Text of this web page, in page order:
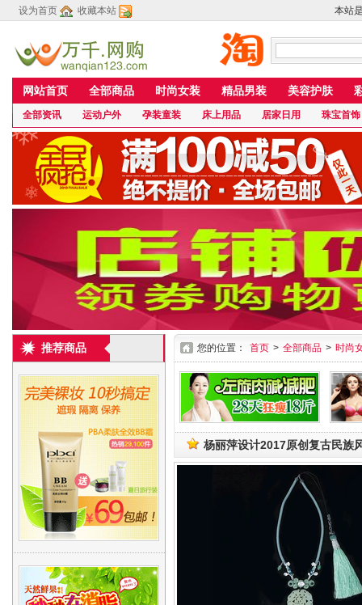
设为首页 收藏本站 本站
网站首页 全部商品 时尚女装 精品男装 美容护肤
全部资讯 运动户外 孕装童装 床上用品 居家日用 珠宝首饰
推荐商品 您的位置： 首页 > 全部商品 > 时尚
杨丽萍设计2017原创复古民族